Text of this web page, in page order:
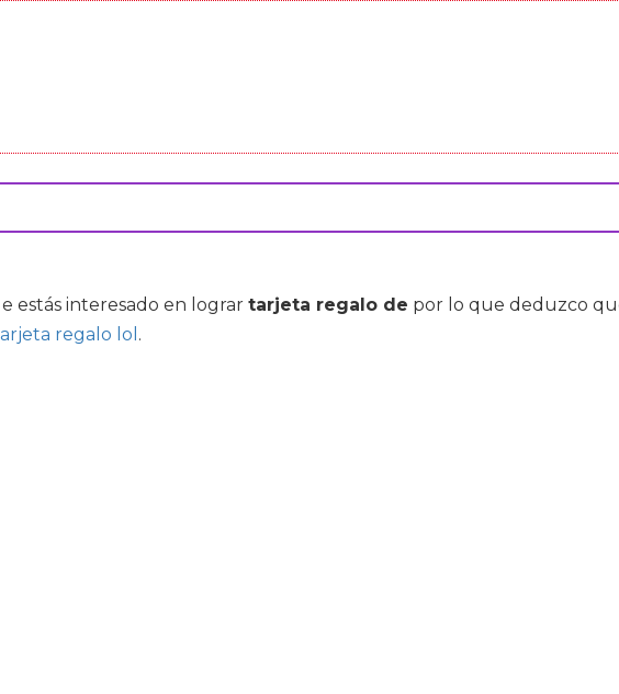
estás interesado en lograr tarjeta regalo de por lo que deduzco
regalo lol .